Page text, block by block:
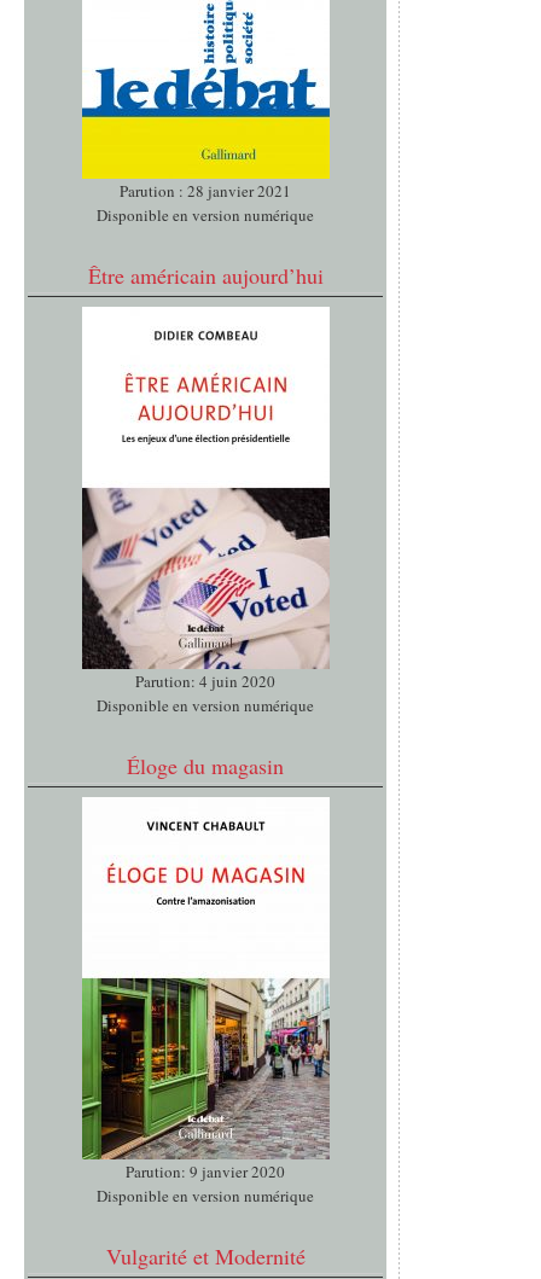
Parution : 28 janvier 2021
Disponible en version numérique
Être américain aujourd’hui
Parution: 4 juin 2020
Disponible en version numérique
Éloge du magasin
Parution: 9 janvier 2020
Disponible en version numérique
Vulgarité et Modernité